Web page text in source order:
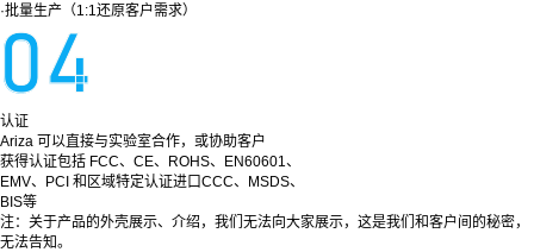
·批量生产（1:1还原客户需求）
认证
Ariza 可以直接与实验室合作，或协助客户
获得认证包括 FCC、CE、ROHS、EN60601、
EMV、PCI 和区域特定认证进口CCC、MSDS、
BIS等
注：关于产品的外壳展示、介绍，我们无法向大家展示，这是我们和客户间的秘密，
无法告知。